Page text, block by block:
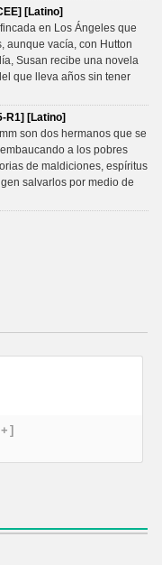
[Latino]
en Los Ángeles que
aunque vacía, con Hutton
Susan recibe una novela
que lleva años sin tener
R1] [Latino]
son dos hermanos que se
a los pobres
de maldiciones, espíritus
salvarlos por medio de